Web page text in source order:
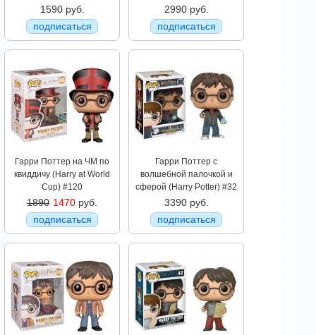
1590 руб.
подписаться
2990 руб.
подписаться
Гарри Поттер на ЧМ по
квиддичу (Harry at World
Cup) #120
1890 1470 руб.
подписаться
Гарри Поттер с
волшебной палочкой и
сферой (Harry Potter) #32
3390 руб.
подписаться